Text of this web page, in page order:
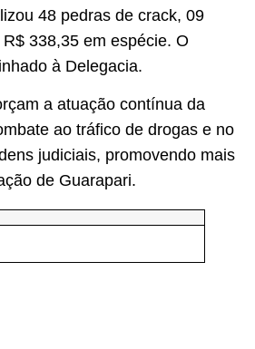
48 pedras de crack, 09
338,35 em espécie. O
à Delegacia.
a atuação contínua da
ao tráfico de drogas e no
judiciais, promovendo mais
de Guarapari.